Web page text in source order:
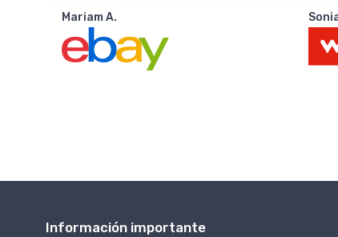
Mariam A.
Información importante